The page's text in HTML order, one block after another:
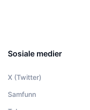
Sosiale medier
X (Twitter)
Samfunn